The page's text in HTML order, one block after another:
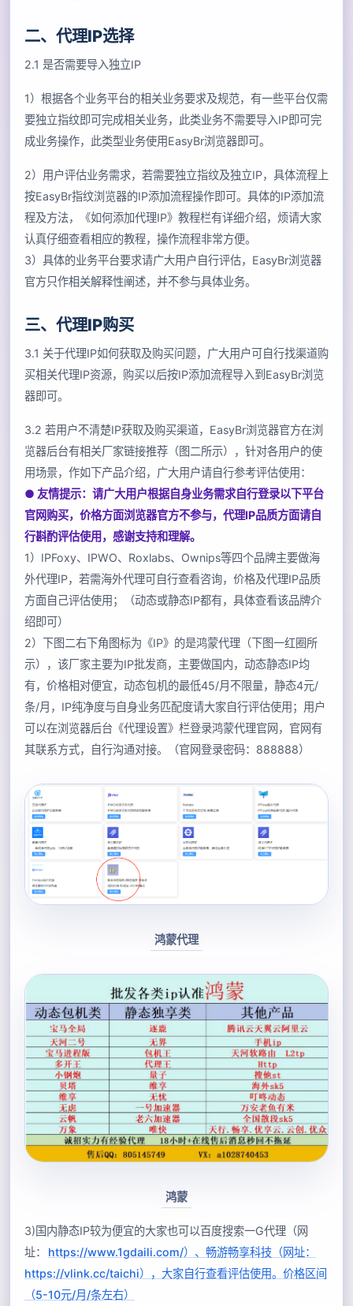
二、代理IP选择
2.1 是否需要导入独立IP
1）根据各个业务平台的相关业务要求及规范，有一些平台仅需
要独立指纹即可完成相关业务，此类业务不需要导入IP即可完
成业务操作，此类型业务使用EasyBr浏览器即可。
2）用户评估业务需求，若需要独立指纹及独立IP，具体流程上
按EasyBr指纹浏览器的IP添加流程操作即可。具体的IP添加流
程及方法，《如何添加代理IP》教程栏有详细介绍，烦请大家
认真仔细查看相应的教程，操作流程非常方便。
3）具体的业务平台要求请广大用户自行评估，EasyBr浏览器
官方只作相关解释性阐述，并不参与具体业务。
三、代理IP购买
3.1 关于代理IP如何获取及购买问题，广大用户可自行找渠道购
买相关代理IP资源，购买以后按IP添加流程导入到EasyBr浏览
器即可。
3.2 若用户不清楚IP获取及购买渠道，EasyBr浏览器官方在浏
览器后台有相关厂家链接推荐（图二所示），针对各用户的使
用场景，作如下产品介绍，广大用户请自行参考评估使用：
● 友情提示：请广大用户根据自身业务需求自行登录以下平台
官网购买，价格方面浏览器官方不参与，代理IP品质方面请自
行斟酌评估使用，感谢支持和理解。
1）IPFoxy、IPWO、Roxlabs、Ownips等四个品牌主要做海
外代理IP，若需海外代理可自行查看咨询，价格及代理IP品质
方面自己评估使用；（动态或静态IP都有，具体查看该品牌介
绍即可）
2）下图二右下角图标为《IP》的是鸿蒙代理（下图一红圈所
示），该厂家主要为IP批发商，主要做国内，动态静态IP均
有，价格相对便宜，动态包机的最低45/月不限量，静态4元/
条/月，IP纯净度与自身业务匹配度请大家自行评估使用；用户
可以在浏览器后台《代理设置》栏登录鸿蒙代理官网，官网有
其联系方式，自行沟通对接。（官网登录密码：888888）
鸿蒙代理
鸿蒙
3)国内静态IP较为便宜的大家也可以百度搜索一G代理（网
址：
https://www.1gdaili.com/）、畅游畅享科技（网址：
https://vlink.cc/taichi），大家自行查看评估使用。价格区间
（5-10元/月/条左右）